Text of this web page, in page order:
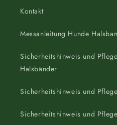
Kontakt
Messanleitung Hunde
Sicherheitshinweis und
Halsbänder
Sicherheitshinweis und
Sicherheitshinweis und